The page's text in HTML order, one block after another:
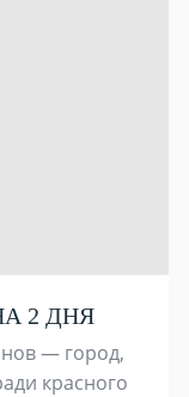
2 ДНЯ
— город,
красного